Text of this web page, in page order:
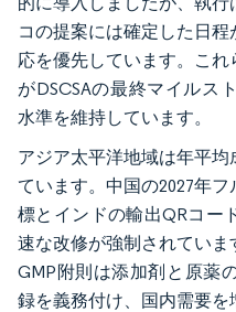
コの提案には確定した日
応を優先しています。こ
がDSCSAの最終マイルス
水準を維持しています。
アジア太平洋地域は年平均
ています。中国の2027年
標とインドの輸出QRコー
速な改修が強制されていま
GMP附則は添加剤と原薬
録を義務付け、国内需要